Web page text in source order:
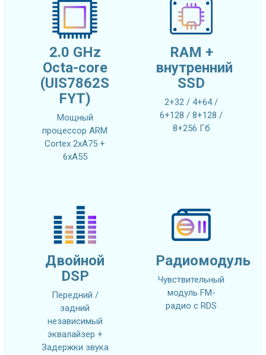
2.0 GHz
Octa-core
(UIS7862S
FYT)
Мощный
процессор ARM
Cortex 2xA75 +
6xA55
RAM +
внутренний
SSD
2+32 / 4+64 /
6+128 / 8+128 /
8+256 Гб
Двойной
DSP
Передний /
задний
независимый
эквалайзер +
Задержки звука
Радиомодуль
Чувствительный
модуль FM-
радио с RDS